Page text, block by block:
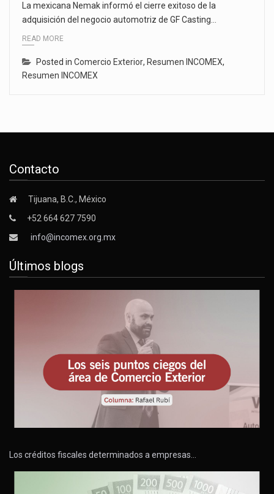
La mexicana Nemak informó el cierre exitoso de la
adquisición del negocio automotriz de GF Casting…
READ MORE
Posted in Comercio Exterior, Resumen INCOMEX,
Resumen INCOMEX
Contacto
Tijuana, B.C., México
+52 664 627 7590
info@incomex.org.mx
Últimos blogs
Los créditos fiscales determinados a empresas…